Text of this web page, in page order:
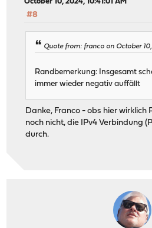
October 10, 2024, 10:41:01 AM
#8
Quote from: franco on October
Randbemerkung: Insgesamt
immer wieder negativ auffällt
Danke, Franco - obs hier wirklich
noch nicht, die IPv4 Verbindung
durch.